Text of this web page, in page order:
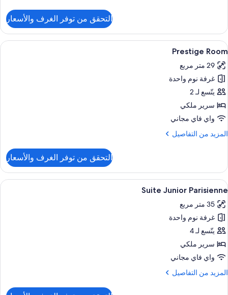
غرفة
ديلوكس
التحقق من توفر الغرف والأسعار
استعراض
جميع
صور
Prestige
Room
أغطية فراش متميزة وأسرّة بإسفنج
7
Prestige Room
29 متر مربع
غرفة نوم واحدة
يتّسع لـ 2
سرير ملكي
واي فاي مجاني
المزيد من التفاصيل
المزيد
Prestige
Room
التحقق من توفر الغرف والأسعار
استعراض
جميع
صور
Suite
Junior
Parisienne
9
Suite Junior Parisienne
35 متر مربع
غرفة نوم واحدة
يتّسع لـ 4
سرير ملكي
واي فاي مجاني
المزيد من التفاصيل
المزيد